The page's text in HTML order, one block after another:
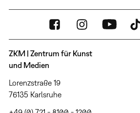
ZKM | Zentrum für Kunst
und Medien
Lorenzstraße 19
76135 Karlsruhe